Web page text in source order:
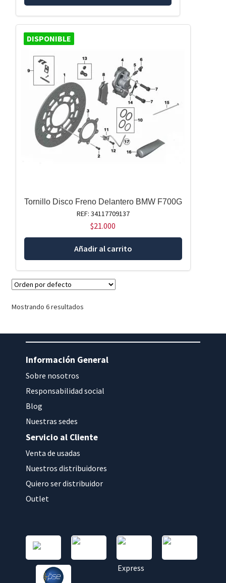
DISPONIBLE
Tornillo Disco Freno Delantero BMW F700G
REF: 34117709137
$21.000
Añadir al carrito
Mostrando 6 resultados
Información General
Sobre nosotros
Responsabilidad social
Blog
Nuestras sedes
Servicio al Cliente
Venta de usadas
Nuestros distribuidores
Quiero ser distribuidor
Outlet